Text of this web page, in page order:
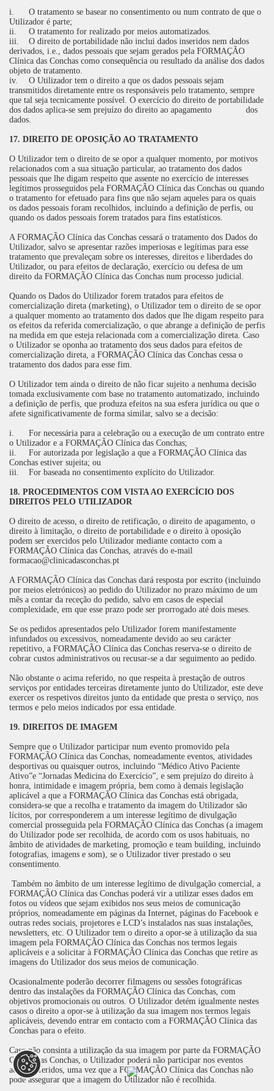
i.
O tratamento se basear no consentimento ou num contrato de que o
Utilizador é parte;
ii.
O tratamento for realizado por meios automatizados.
iii.
O direito de portabilidade não inclui dados inseridos nem dados
derivados, i.e., dados pessoais que sejam gerados pela FORMAÇÃO
Clínica das Conchas como consequência ou resultado da análise dos dados
objeto de tratamento.
iv.
O Utilizador tem o direito a que os dados pessoais sejam
transmitidos diretamente entre os responsáveis pelo tratamento, sempre
que tal seja tecnicamente possível. O exercício do direito de portabilidade
dos dados aplica-se sem prejuízo do direito ao apagamento dos
dados.
17. DIREITO DE OPOSIÇÃO AO TRATAMENTO
O Utilizador tem o direito de se opor a qualquer momento, por motivos
relacionados com a sua situação particular, ao tratamento dos dados
pessoais que lhe digam respeito que assente no exercício de interesses
legítimos prosseguidos pela FORMAÇÃO Clínica das Conchas ou quando
o tratamento for efetuado para fins que não sejam aqueles para os quais
os dados pessoais foram recolhidos, incluindo a definição de perfis, ou
quando os dados pessoais forem tratados para fins estatísticos.
A FORMAÇÃO Clínica das Conchas cessará o tratamento dos Dados do
Utilizador, salvo se apresentar razões imperiosas e legítimas para esse
tratamento que prevaleçam sobre os interesses, direitos e liberdades do
Utilizador, ou para efeitos de declaração, exercício ou defesa de um
direito da FORMAÇÃO Clínica das Conchas num processo judicial.
Quando os Dados do Utilizador forem tratados para efeitos de
comercialização direta (marketing), o Utilizador tem o direito de se opor
a qualquer momento ao tratamento dos dados que lhe digam respeito para
os efeitos da referida comercialização, o que abrange a definição de perfis
na medida em que esteja relacionada com a comercialização direta. Caso
o Utilizador se oponha ao tratamento dos seus dados para efeitos de
comercialização direta, a FORMAÇÃO Clínica das Conchas cessa o
tratamento dos dados para esse fim.
O Utilizador tem ainda o direito de não ficar sujeito a nenhuma decisão
tomada exclusivamente com base no tratamento automatizado, incluindo
a definição de perfis, que produza efeitos na sua esfera jurídica ou que o
afete significativamente de forma similar, salvo se a decisão:
i.
For necessária para a celebração ou a execução de um contrato entre
o Utilizador e a FORMAÇÃO Clínica das Conchas;
ii.
For autorizada por legislação a que a FORMAÇÃO Clínica das
Conchas estiver sujeita; ou
iii.
For baseada no consentimento explícito do Utilizador.
18. PROCEDIMENTOS COM VISTA AO EXERCÍCIO DOS
DIREITOS PELO UTILIZADOR
O direito de acesso, o direito de retificação, o direito de apagamento, o
direito à limitação, o direito de portabilidade e o direito à oposição
podem ser exercidos pelo Utilizador mediante contacto com a
FORMAÇÃO Clínica das Conchas, através do e-mail
formacao@clinicadasconchas.pt
A FORMAÇÃO Clínica das Conchas dará resposta por escrito (incluindo
por meios eletrónicos) ao pedido do Utilizador no prazo máximo de um
mês a contar da receção do pedido, salvo em casos de especial
complexidade, em que esse prazo pode ser prorrogado até dois meses.
Se os pedidos apresentados pelo Utilizador forem manifestamente
infundados ou excessivos, nomeadamente devido ao seu carácter
repetitivo, a FORMAÇÃO Clínica das Conchas reserva-se o direito de
cobrar custos administrativos ou recusar-se a dar seguimento ao pedido.
Não obstante o acima referido, no que respeita à prestação de outros
serviços por entidades terceiras diretamente junto do Utilizador, este deve
exercer os respetivos direitos junto da entidade que presta o serviço, nos
termos e pelo meios indicados por essa entidade.
19. DIREITOS DE IMAGEM
Sempre que o Utilizador participar num evento promovido pela
FORMAÇÃO Clínica das Conchas, nomeadamente eventos, atividades
desportivas ou quaisquer outros, incluindo “Médico Ativo Paciente
Ativo”e “Jornadas Medicina do Exercício”, e sem prejuízo do direito à
honra, intimidade e imagem própria, bem como à demais legislação
aplicável a que a FORMAÇÃO Clínica das Conchas está obrigada,
considera-se que a recolha e tratamento da imagem do Utilizador são
lícitos, por corresponderem a um interesse legítimo de divulgação
comercial prosseguida pela FORMAÇÃO Clínica das Conchas (a imagem
do Utilizador pode ser recolhida, de acordo com os usos habituais, no
âmbito de atividades de marketing, promoção e team building, incluindo
fotografias, imagens e som), se o Utilizador tiver prestado o seu
consentimento.
Também no âmbito de um interesse legítimo de divulgação comercial, a
FORMAÇÃO Clínica das Conchas poderá vir a utilizar esses dados em
fotos ou vídeos que sejam exibidos nos seus meios de comunicação
próprios, nomeadamente em páginas da Internet, páginas do Facebook e
outras redes sociais, projetores e LCD’s instalados nas suas instalações,
newsletters, etc. O Utilizador tem o direito a opor-se à utilização da sua
imagem pela FORMAÇÃO Clínica das Conchas nos termos legais
aplicáveis e a solicitar à FORMAÇÃO Clínica das Conchas que retire as
imagens do Utilizador dos seus meios de comunicação.
Ocasionalmente poderão decorrer filmagens ou sessões fotográficas
dentro das instalações da FORMAÇÃO Clínica das Conchas, com
objetivos promocionais ou outros. O Utilizador detém igualmente nestes
casos o direito a opor-se à utilização da sua imagem nos termos legais
aplicáveis, devendo entrar em contacto com a FORMAÇÃO Clínica das
Conchas para o efeito.
Caso não consinta a utilização da sua imagem por parte da FORMAÇÃO
Clínica das Conchas, o Utilizador poderá não participar nos eventos
acima referidos, uma vez que a FORMAÇÃO Clínica das Conchas não
pode assegurar que a imagem do Utilizador não é recolhida.